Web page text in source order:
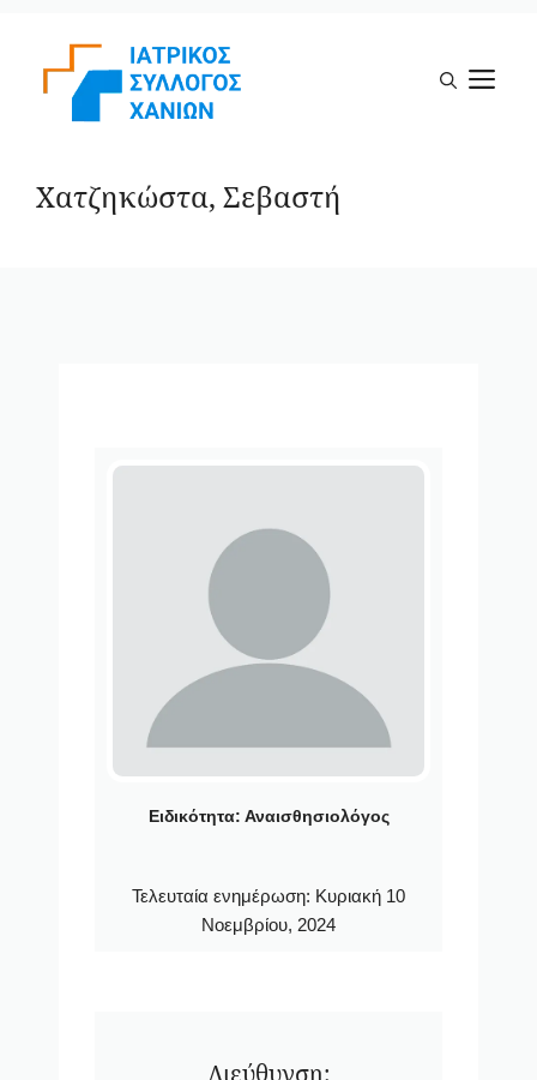
περιεχόμενο
Χατζηκώστα, Σεβαστή
Ειδικότητα: Αναισθησιολόγος
Τελευταία ενημέρωση: Κυριακή 10
Νοεμβρίου, 2024
Διεύθυνση: